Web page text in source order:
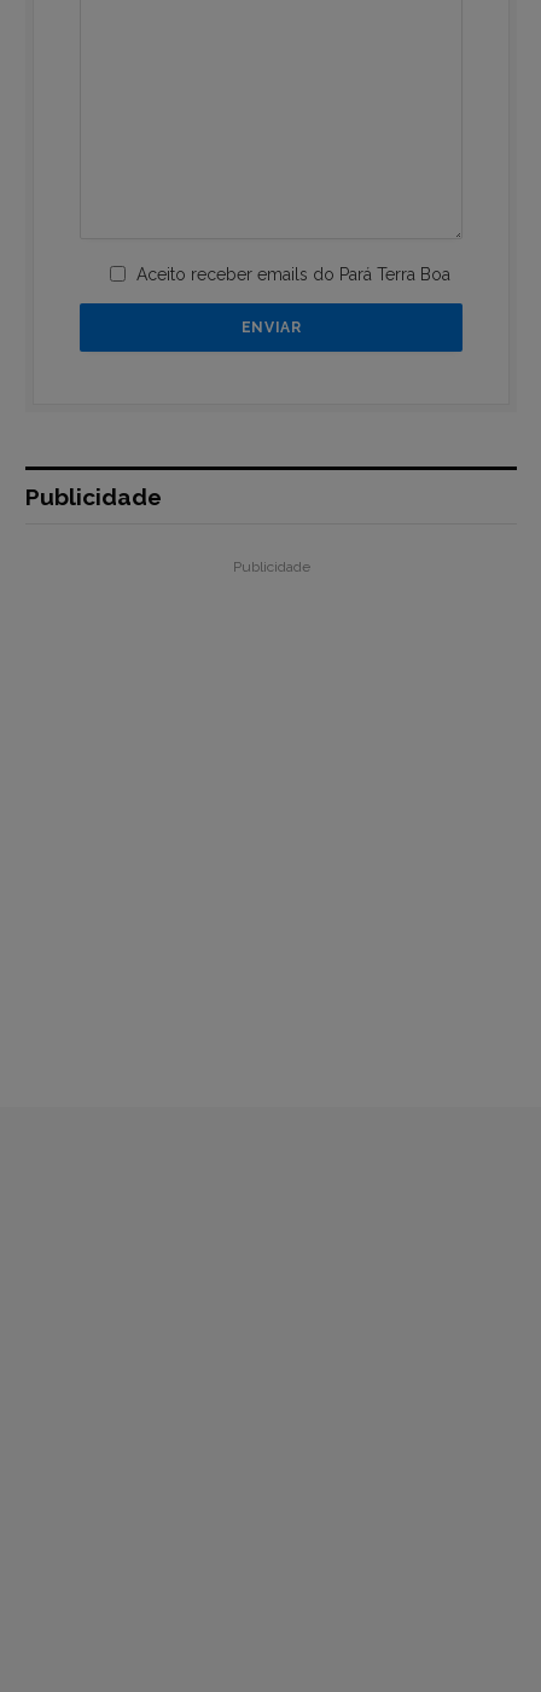
Aceito receber emails do Pará Terra Boa
Publicidade
Publicidade